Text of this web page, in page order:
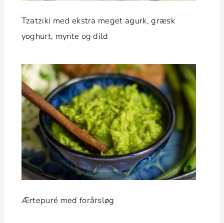
Tzatzi­ki med ekstra meget agurk, græsk
yoghurt, mynte og dild
Ærtepuré med forårsløg